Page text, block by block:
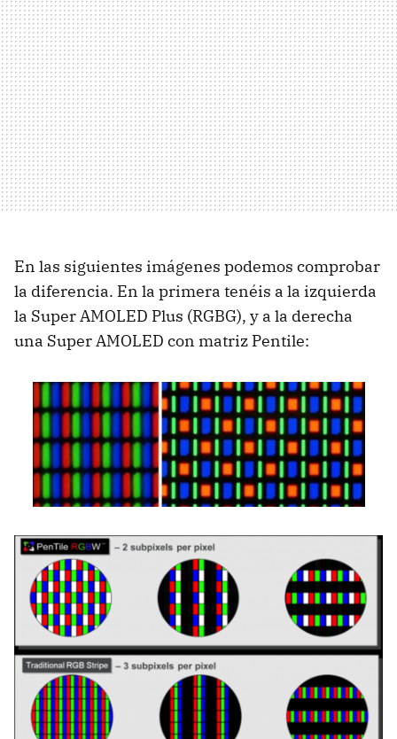
En las siguientes imágenes podemos comprobar
la diferencia. En la primera tenéis a la izquierda
la SuperAMOLED Plus (RGBG), y a la derecha
una SuperAMOLED con matriz Pentile: